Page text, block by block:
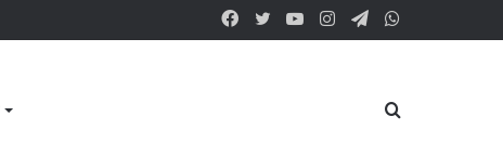
Telegram
Instagram
YouTube
Twitter
Facebook
Search